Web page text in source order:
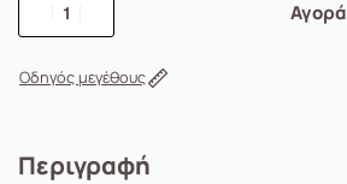
Αγορά
Οδηγός μεγέθους
Περιγραφή